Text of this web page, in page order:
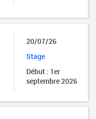
20/07/26
Stage
Début : 1er
septembre 2026